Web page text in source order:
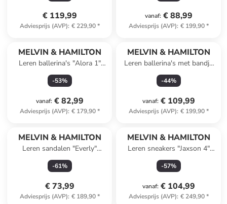
€ 119,99
Adviesprijs (AVP): € 229,90*
vanaf: € 88,99
Adviesprijs (AVP): € 199,90*
MELVIN & HAMILTON
Leren ballerina's "Alora 1"
bruin
-53%
vanaf: € 82,99
Adviesprijs (AVP): € 179,90*
MELVIN & HAMILTON
Leren ballerina's met bandje
"Evita 1" zwart
-44%
vanaf: € 109,99
Adviesprijs (AVP): € 199,90*
MELVIN & HAMILTON
Leren sandalen "Everly"
lichtbruin
-61%
€ 73,99
Adviesprijs (AVP): € 189,90*
MELVIN & HAMILTON
Leren sneakers "Jaxson 4"
beige/wit/zwart
-57%
vanaf: € 104,99
Adviesprijs (AVP): € 249,90*